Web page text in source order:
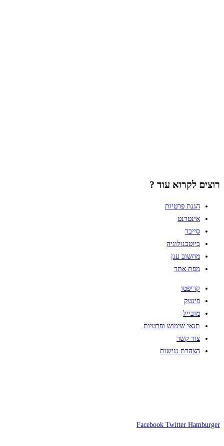
רוצים לקרוא עוד ?
הגנת פרטיות
אינטרנט
סייבר
ביוטכנולוגיה
מחשוב ענן
מפת אתר
קריפטו
פינטק
מובייל
תנאי שימוש ופרטיות
צור קשר
הצהרת נגישות
Facebook Twitter Hamburger